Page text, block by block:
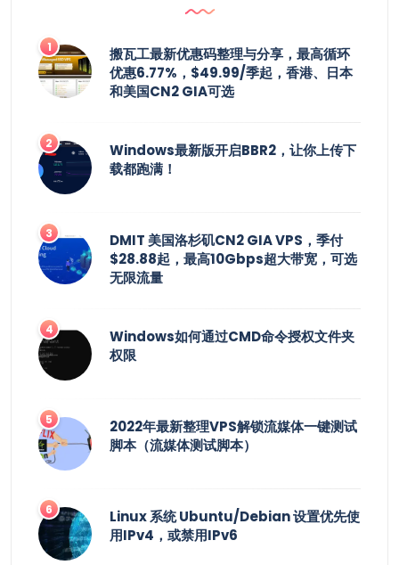
搬瓦工最新优惠码整理与分享，最高循环
优惠6.77%，$49.99/季起，香港、日本
和美国CN2 GIA可选
Windows最新版开启BBR2，让你上传下
载都跑满！
DMIT 美国洛杉矶CN2 GIA VPS，季付
$28.88起，最高10Gbps超大带宽，可选
无限流量
Windows如何通过CMD命令授权文件夹
权限
2022年最新整理VPS解锁流媒体一键测试
脚本（流媒体测试脚本）
Linux 系统 Ubuntu/Debian 设置优先使
用IPv4，或禁用IPv6